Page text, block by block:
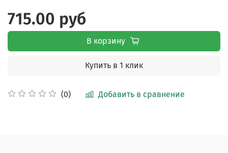
(0) Добавить в сравнение
715.00 руб
В корзину
Купить в 1 клик